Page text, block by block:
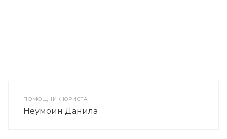
ПОМОЩНИК ЮРИСТА
Неумоин Данила